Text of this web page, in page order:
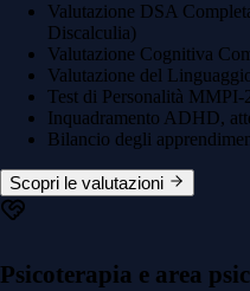
Valutazione DSA
Discalculia)
Valutazione Cognitiva
Valutazione del
Test di Personalità
Inquadramento ADHD,
Bilancio degli
Scopri le valutazioni
Psicoterapia e area